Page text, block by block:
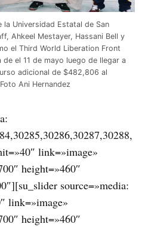
la Universidad Estatal de San
Ahkeel Mestayer, Hassani Bell y
el Third World Liberation Front
el 11 de mayo luego de llegar a
adicional de $482,806 al
Ani Hernandez
link=»image»
height=»460″
source=»media:
link=»image»
height=»460″